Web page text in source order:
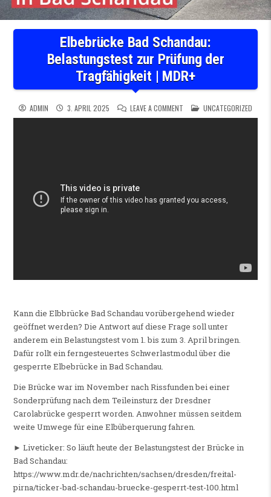
Elbebrücke Bad Schandau:
Belastungstest zur Prüfung der
Tragfähigkeit | MDR+
ADMIN 3. APRIL 2025 LEAVE A COMMENT ON ELBEBRÜCKE BAD
POSTED IN
UNCATEGORIZED
Kann die Elbbrücke Bad Schandau vorübergehend wieder
geöffnet werden? Die Antwort auf diese Frage soll unter
anderem ein Belastungstest vom 1. bis zum 3. April bringen.
Dafür rollt ein ferngesteuertes Schwerlastmodul über die
gesperrte Elbebrücke in Bad Schandau.
Die Brücke war im November nach Rissfunden bei einer
Sonderprüfung nach dem Teileinsturz der Dresdner
Carolabrücke gesperrt worden. Anwohner müssen seitdem
weite Umwege für eine Elbüberquerung fahren.
► Liveticker: So läuft heute der Belastungstest der Brücke in
Bad Schandau:
https://www.mdr.de/nachrichten/sachsen/dresden/freital-
pirna/ticker-bad-schandau-bruecke-gesperrt-test-100.html